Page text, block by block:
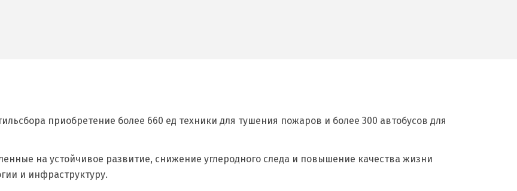
приобретение более 660 ед техники для тушения пожаров и более 300 автобусов для
на устойчивое развитие, снижение углеродного следа и повышение качества жизни
и инфраструктуру.